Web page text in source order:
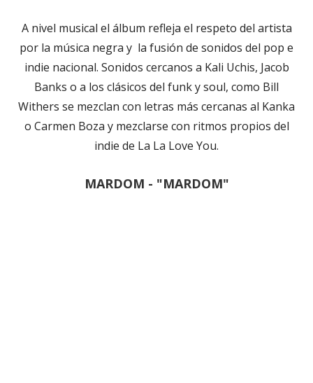
A nivel musical el álbum refleja el respeto del artista
por la música negra y la fusión de sonidos del pop e
indie nacional. Sonidos cercanos a Kali Uchis, Jacob
Banks o a los clásicos del funk y soul, como Bill
Withers se mezclan con letras más cercanas al Kanka
o Carmen Boza y mezclarse con ritmos propios del
indie de La La Love You.
MARDOM - "MARDOM"